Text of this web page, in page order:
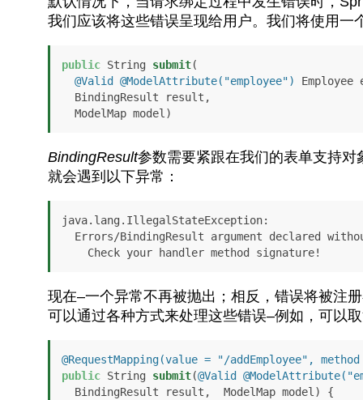
我们应该将这些错误呈现给用户。我们将使用一
public String submit(
@Valid
@ModelAttribute("employee")
Employee
  ModelMap model)
BindingResult参数需要紧跟在我们的表单支持
就会遇到以下异常：
java.lang.IllegalStateException:
    Check your handler method signature!
现在–一个异常不再被抛出；相反，错误将被注
可以通过各种方式来处理这些错误–例如，可以
@RequestMapping(value = "/addEmployee", method
public String submit(@Valid
  BindingResult result,  ModelMap model)
{